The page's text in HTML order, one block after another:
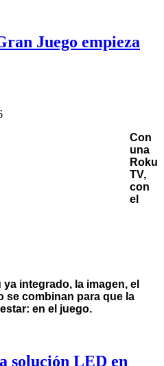
Juego empieza
Con
una
Roku
TV,
con
el
integrado, la imagen, el
se combinan para que la
en el juego.
solución LED en